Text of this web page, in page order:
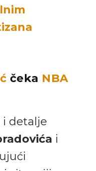
čeka NBA
detalje
i